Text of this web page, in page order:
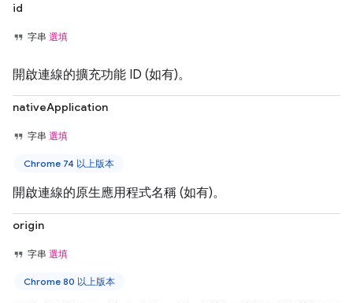
id
字串 選填
開啟連線的擴充功能 ID (如有)。
nativeApplication
字串 選填
Chrome 74 以上版本
開啟連線的原生應用程式名稱 (如有)。
origin
字串 選填
Chrome 80 以上版本